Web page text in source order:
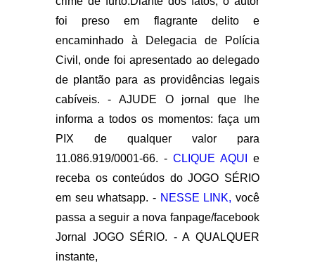
foi preso em flagrante delito e
encaminhado à Delegacia de Polícia
Civil, onde foi apresentado ao delegado
de plantão para as providências legais
cabíveis. -AJUDE O jornal que lhe
informa a todos os momentos: faça um
PIX de qualquer valor para
11.086.919/0001-66. - CLIQUE AQUI
e
receba os conteúdos do JOGO SÉRIO
em seu whatsapp. - NESSE LINK, você
passa a seguir a nova fanpage/facebook
Jornal JOGO SÉRIO. - A QUALQUER
instante,